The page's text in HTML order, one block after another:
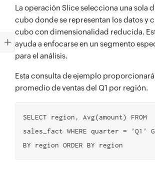
La operación Slice selecciona una sola
cubo donde se representan los datos y
cubo con dimensionalidad reducida.
ayuda a enfocarse en un segmento
para el análisis.
Esta consulta de ejemplo
promedio de ventas del Q1 por región.
SELECT region, Avg(amount) FROM
sales_fact WHERE quarter = 'Q1'
BY region ORDER BY region